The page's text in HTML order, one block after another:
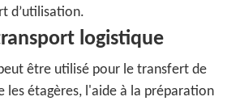
d’utilisation.
logistique
être utilisé pour le transfert de
les étagères, l'aide à la préparation